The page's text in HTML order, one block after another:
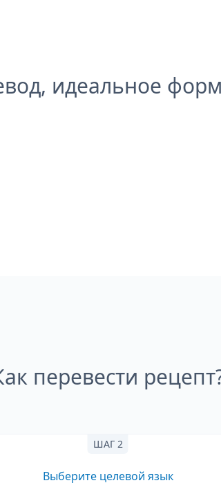
идеальное
перевести
ШАГ 2
Выберите целевой язык